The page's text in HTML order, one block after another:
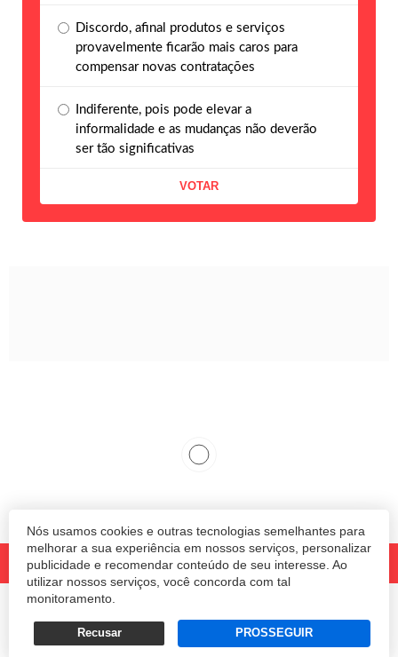
Nós usamos cookies e outras tecnologias semelhantes para
melhorar a sua experiência em nossos serviços, personalizar
publicidade e recomendar conteúdo de seu interesse. Ao
utilizar nossos serviços, você concorda com tal
monitoramento.
Recusar PROSSEGUIR
Discordo, afinal produtos e serviços
provavelmente ficarão mais caros para
compensar novas contratações
Indiferente, pois pode elevar a
informalidade e as mudanças não deverão
ser tão significativas
Termos e Políticas de Uso Privacidade